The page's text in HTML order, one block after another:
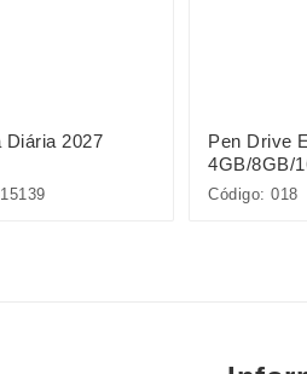
Diária 2027
Pen Drive
4GB/8GB/
Código: 018